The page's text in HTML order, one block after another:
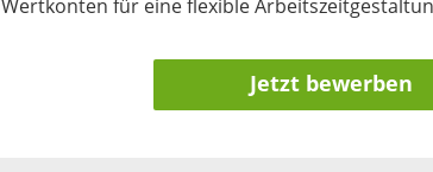
Wertkonten für eine flexible
Jetzt bewerben